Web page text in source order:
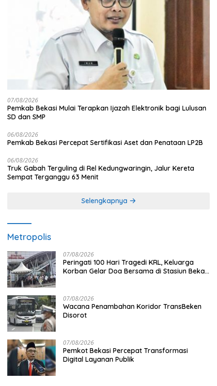
07/08/2026
Pemkab Bekasi Mulai Terapkan Ijazah Elektronik bagi Lulusan
SD dan SMP
06/08/2026
Pemkab Bekasi Percepat Sertifikasi Aset dan Penataan LP2B
06/08/2026
Truk Gabah Terguling di Rel Kedungwaringin, Jalur Kereta
Sempat Terganggu 63 Menit
Selengkapnya
Metropolis
07/08/2026
Peringati 100 Hari Tragedi KRL, Keluarga
Korban Gelar Doa Bersama di Stasiun Bekasi
07/08/2026
Wacana Penambahan Koridor TransBeken
Disorot
07/08/2026
Pemkot Bekasi Percepat Transformasi
Digital Layanan Publik